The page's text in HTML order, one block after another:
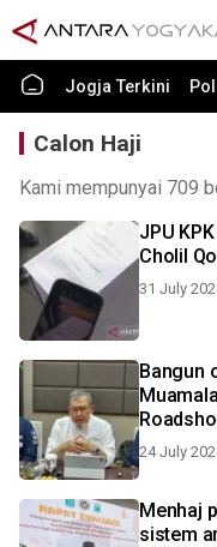
Jogja Terkini
Calon Haji
Kami mempunyai 709
JPU
Cholil
31 July
Bangun
24 July
Menhaj
sistem